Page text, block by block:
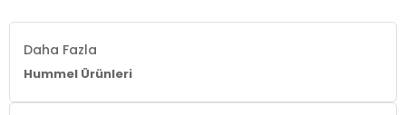
Daha Fazla
Hummel Ürünleri